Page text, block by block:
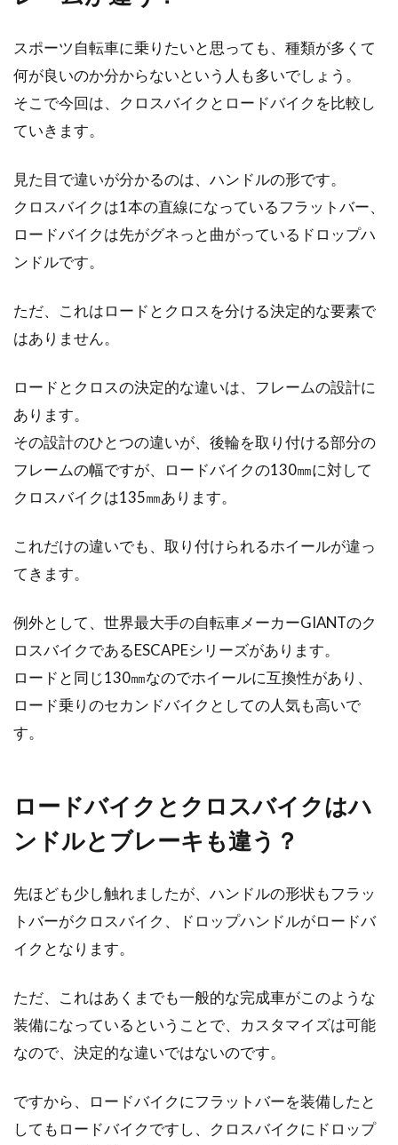
カンパニョーロのアルミホイール・
ユーラスの評価は？
カンパのシロッコにシルバーカラー
カンパニョーロのアルミクリンチャーの人気ホ
timeのクリートは減りやすい！？ク
リートカバーを付けよう！
ますか？timeはシマノとは使用感が違い、軽く
自転車のペダルを分解清掃してグリ
スアップしよう！
当たり前じゃないかと言われそうですが、自転
自転車タイヤの寿命
自転車タイヤの寿命ってどのくらいなのでしょ
ちんと交換できて...
ご存じでしょうか。気になって分解してみた人
やベルが壊れてし...
スポーツ自転車に乗りたいと思っても、種類が多くて
何が良いのか分からないという人も多いでしょう。
そこで今回は、クロスバイクとロードバイクを比較し
ていきます。
見た目で違いが分かるのは、ハンドルの形です。
クロスバイクは1本の直線になっているフラットバー、
ロードバイクは先がグネっと曲がっているドロップハ
ンドルです。
ただ、これはロードとクロスを分ける決定的な要素で
はありません。
ロードとクロスの決定的な違いは、フレームの設計に
あります。
その設計のひとつの違いが、後輪を取り付ける部分の
フレームの幅ですが、ロードバイクの130㎜に対して
クロスバイクは135㎜あります。
これだけの違いでも、取り付けられるホイールが違っ
てきます。
例外として、世界最大手の自転車メーカーGIANTのク
ロスバイクであるESCAPEシリーズがあります。
ロードと同じ130㎜なのでホイールに互換性があり、
ロード乗りのセカンドバイクとしての人気も高いで
す。
ロードバイクとクロスバイクはハ
ンドルとブレーキも違う？
先ほども少し触れましたが、ハンドルの形状もフラッ
トバーがクロスバイク、ドロップハンドルがロードバ
イクとなります。
ただ、これはあくまでも一般的な完成車がこのような
装備になっているということで、カスタマイズは可能
なので、決定的な違いではないのです。
ですから、ロードバイクにフラットバーを装備したと
してもロードバイクですし、クロスバイクにドロップ